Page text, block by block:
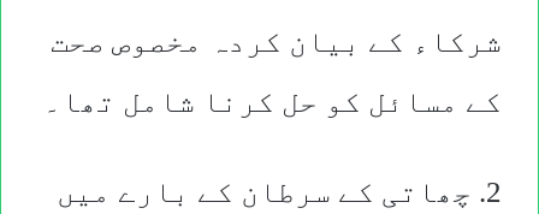
شرکاء کے بیان کردہ مخصوص صحت
کے مسائل کو حل کرنا شامل تھا۔
2. چھاتی کے سرطان کے بارے میں